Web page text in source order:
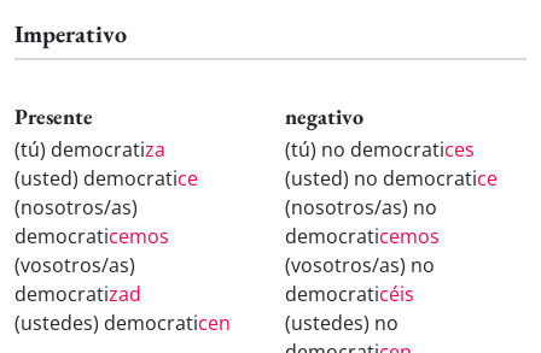
Imperativo
Presente
(tú) democratiza
(usted) democratice
(nosotros/as)
democraticemos
(vosotros/as)
democratizad
(ustedes) democraticen
negativo
(tú) no democratices
(usted) no democratice
(nosotros/as) no
democraticemos
(vosotros/as) no
democraticéis
(ustedes) no